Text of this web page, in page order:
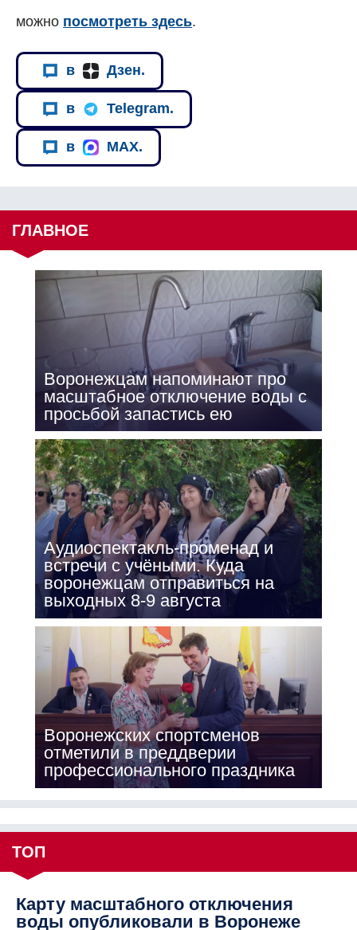
можно посмотреть здесь.
в Дзен.
в Telegram.
в MAX.
ГЛАВНОЕ
Воронежцам напоминают про
масштабное отключение воды с
просьбой запастись ею
Аудиоспектакль-променад и
встречи с учёными. Куда
воронежцам отправиться на
выходных 8-9 августа
Воронежских спортсменов
отметили в преддверии
профессионального праздника
ТОП
Карту масштабного отключения
воды опубликовали в Воронеже